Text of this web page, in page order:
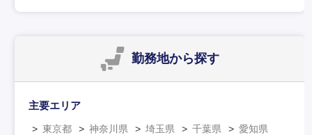
勤務地から探す
主要エリア
東京都 神奈川県 埼玉県 千葉県 愛知県